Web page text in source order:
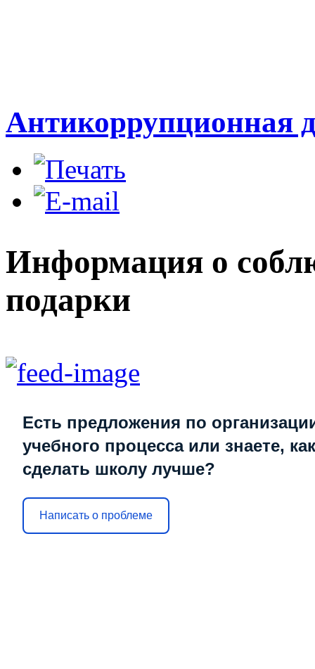
Антикоррупционная
Информация о
подарки
Есть предложения по
учебного процесса или знаете, как
сделать школу лучше?
Написать о проблеме